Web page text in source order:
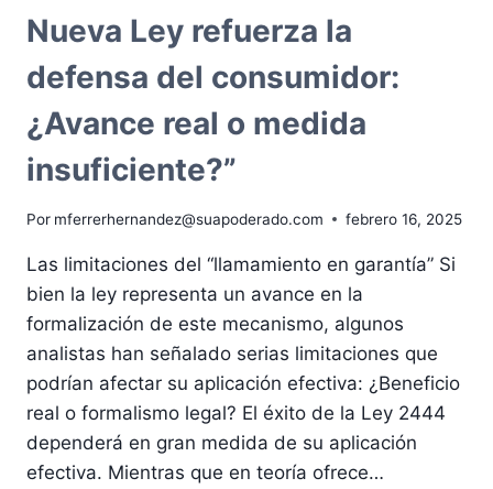
2447
MARCA
HITO
LA
PROTECCIÓN
DE
NIÑEZ
Nueva Ley refuerza la
defensa del consumidor:
¿Avance real o medida
insuficiente?”
Por mferrerhernandez@suapoderado.com febrero 16, 2025
Las limitaciones del “llamamiento en garantía” Si
bien la ley representa un avance en la
formalización de este mecanismo, algunos
analistas han señalado serias limitaciones que
podrían afectar su aplicación efectiva: ¿Beneficio
real o formalismo legal? El éxito de la Ley 2444
dependerá en gran medida de su aplicación
efectiva. Mientras que en teoría ofrece…